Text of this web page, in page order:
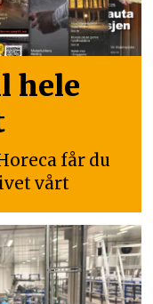
hele
får du
vårt